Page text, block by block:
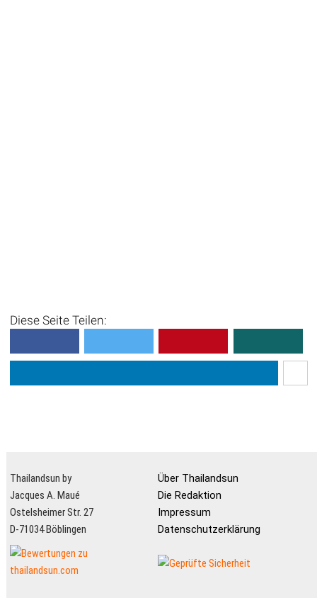
Diese Seite Teilen:
Thailandsun by
Jacques A. Maué
Ostelsheimer Str. 27
D-71034 Böblingen
Über Thailandsun
Die Redaktion
Impressum
Datenschutzerklärung